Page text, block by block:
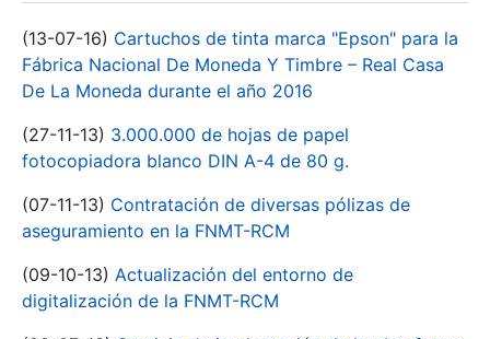
(13-07-16) Cartuchos de tinta marca "Epson" para la
Fábrica Nacional De Moneda Y Timbre – Real Casa
De La Moneda durante el año 2016
(27-11-13) 3.000.000 de hojas de papel
fotocopiadora blanco DIN A-4 de 80 g.
(07-11-13) Contratación de diversas pólizas de
aseguramiento en la FNMT-RCM
(09-10-13) Actualización del entorno de
digitalización de la FNMT-RCM